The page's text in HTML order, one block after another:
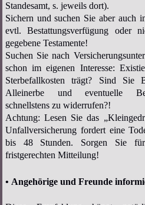
Standesamt, s. jeweils dort).
Sichern und suchen Sie aber auch
evtl. Bestattungsverfügung oder
gegebene Testamente!
Suchen Sie nach
schon im eigenen Interesse:
Sterbefallkosten trägt? Sind Sie
Alleinerbe und eventuelle
schnellstens zu widerrufen?!
Achtung: Lesen Sie das
Unfallversicherung fordert eine
bis 48 Stunden. Sorgen Sie
fristgerechten Mitteilung!
• Angehörige und Freunde